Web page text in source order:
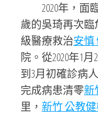
2020年，面
歲的吳琦再次
級醫療救治安慎
院。從2020年1
到3月初確診病
完成病患清零新
里， 新竹 公教